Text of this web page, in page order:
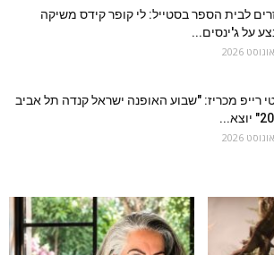
לבית הספר בסטייל: לי קופר קידס משיקה
על ג'ינסים...
רייפ מכריז: "שבוע האופנה ישראל קנדה תל אביב